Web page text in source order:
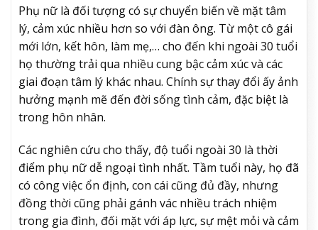
Phụ nữ là đối tượng có sự chuyển biến về mặt tâm
lý, cảm xúc nhiều hơn so với đàn ông. Từ một cô gái
mới lớn, kết hôn, làm mẹ,… cho đến khi ngoài 30 tuổi
họ thường trải qua nhiều cung bậc cảm xúc và các
giai đoạn tâm lý khác nhau. Chính sự thay đổi ấy ảnh
hưởng mạnh mẽ đến đời sống tình cảm, đặc biệt là
trong hôn nhân.
Các nghiên cứu cho thấy, độ tuổi ngoài 30 là thời
điểm phụ nữ dễ ngoại tình nhất. Tầm tuổi này, họ đã
có công việc ổn định, con cái cũng đủ đầy, nhưng
đồng thời cũng phải gánh vác nhiều trách nhiệm
trong gia đình, đối mặt với áp lực, sự mệt mỏi và cảm